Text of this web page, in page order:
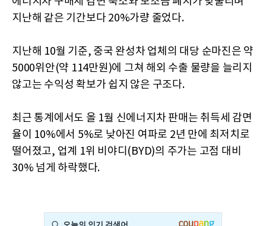
지난해 같은 기간보다 20%가량 줄었다.
지난해 10월 기준, 중국 완성차 업체의 대당 순마진은 약
5000위안(약 114만원)에 그쳐 해외 수출 물량을 늘리지
않고는 수익성 확보가 쉽지 않은 구조다.
최근 통계에서도 올 1월 신에너지차 판매는 취득세 감면
율이 10%에서 5%로 낮아진 여파로 2년 만에 최저치로
떨어졌고, 업계 1위 비야디(BYD)의 주가는 고점 대비
30% 넘게 하락했다.